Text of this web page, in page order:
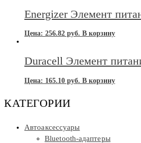
Energizer Элемент
Цена: 256.82 руб. В корзину
Duracell Элемент
Цена: 165.10 руб. В корзину
КАТЕГОРИИ
Автоаксессуары
Bluetooth-адаптеры